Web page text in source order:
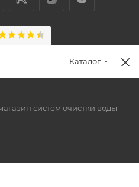
систем очистки воды
Каталог